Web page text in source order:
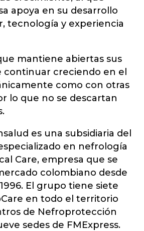
apoya en su desarrollo
tecnología y experiencia
mantiene abiertas sus
continuar creciendo en el
como con otras
lo que no se descartan
es una subsidiaria del
en nefrología
Care, empresa que se
colombiano desde
El grupo tiene siete
en todo el territorio
de Nefroprotección
sedes de FMExpress.